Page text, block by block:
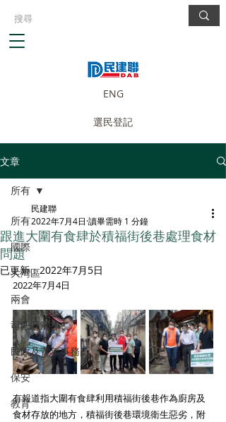
ENG
選民登記
文章
所有
國際
大灣區
兩會
司法及法律
民政及青年事務
保安
教育
所有
跟進大圍有食肆於積福街後巷處理食材
問題
民建聯
2022年7月4日 讀畢需時 1 分鐘
已更新：2022年7月5日
2022年7月4日
有報道指大圍有食肆利用積福街後巷作為廚房及
食材存放的地方，積福街後巷環境衛生惡劣，附